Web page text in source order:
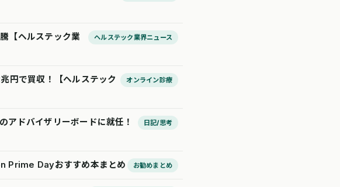
【ヘルステック業
ヘルステック業界ニュース
円で買収！【ヘルステック
オンライン診療
ドバイザリーボードに就任！
日記/思考
Prime Dayおすすめ本まとめ お勧めまとめ